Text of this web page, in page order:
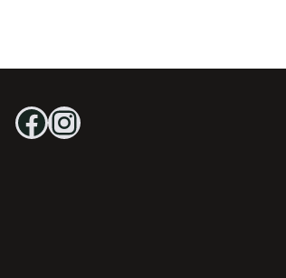
Facebook
Instagram